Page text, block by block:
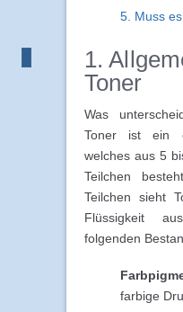
5. Muss
1.
Toner
Was
Toner ist ein
welches aus 5
Teilchen
Teilchen sieht
Flüssigkeit
folgenden
farbige